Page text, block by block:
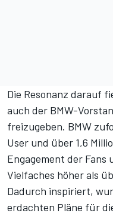
Die Resonanz darauf
auch der BMW-
freizugeben. BMW
User und über 1,6
Engagement der Fans
Vielfaches höher als
Dadurch inspiriert,
erdachten Pläne für